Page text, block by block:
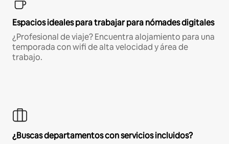
Espacios ideales para trabajar para nómades digitales
¿Profesional de viaje? Encuentra alojamiento para una
temporada con wifi de alta velocidad y área de
trabajo.
¿Buscas departamentos con servicios incluidos?